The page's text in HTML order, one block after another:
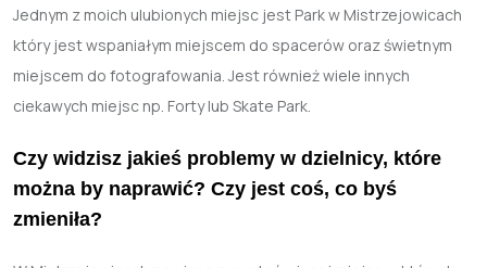
Jednym z moich ulubionych miejsc jest Park w Mistrzejowicach
który jest wspaniałym miejscem do spacerów oraz świetnym
miejscem do fotografowania. Jest również wiele innych
ciekawych miejsc np. Forty lub Skate Park.
Czy widzisz jakieś problemy w dzielnicy, które
można by naprawić? Czy jest coś, co byś
zmieniła?